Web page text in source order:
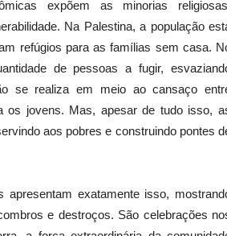
expõem as minorias
Na Palestina, a população
refúgios para as famílias sem casa.
de pessoas a fugir,
se realiza em meio ao cansaço
os jovens. Mas, apesar de tudo isso,
aos pobres e construindo pontes
exatamente isso,
e destroços. São celebrações